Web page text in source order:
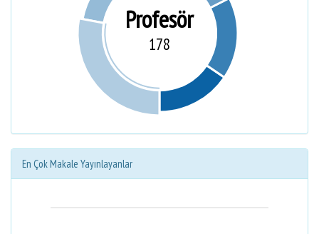
Profesör
178
En Çok Makale Yayınlayanlar